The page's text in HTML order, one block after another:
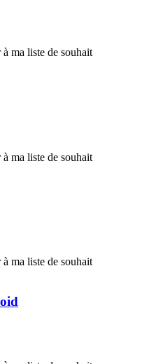
ma liste de souhait
ma liste de souhait
ma liste de souhait